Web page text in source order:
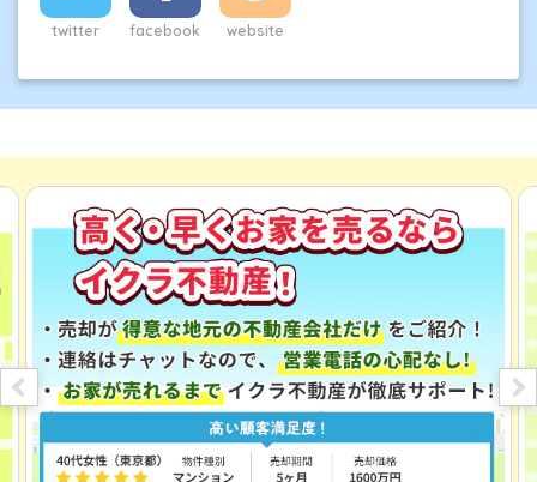
登記だけでなく、離婚協議書の作成や遺産分割協議書の
住宅ローンなど金銭的問題・離婚・相続などを中心に法
律に関わる不動産売却の相談が年間1000件以上ある。
twitter facebook website